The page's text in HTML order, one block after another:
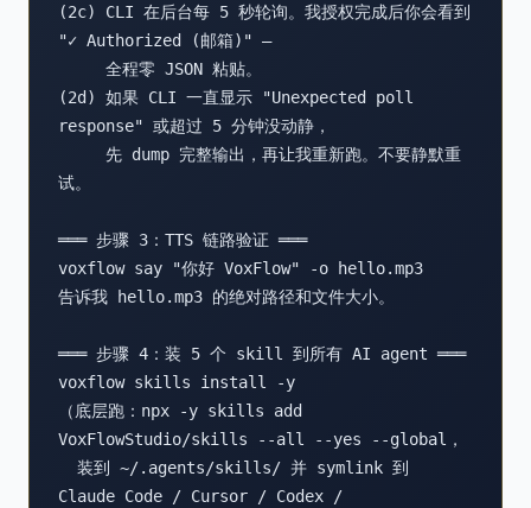
(2c) CLI 在后台每 5 秒轮询。我授权完成后你会看到
"✓ Authorized (邮箱)" —
(2d) 如果 CLI 一直显示 "Unexpected poll
response" 或超过 5 分钟没动静，
试。
═══ 步骤 3：TTS 链路验证 ═══
voxflow say "你好 VoxFlow" -o hello.mp3
告诉我 hello.mp3 的绝对路径和文件大小。
═══ 步骤 4：装 5 个 skill 到所有 AI agent ═══
voxflow skills install -y
（底层跑：npx -y skills add
VoxFlowStudio/skills --all --yes --global，
Claude Code / Cursor / Codex /